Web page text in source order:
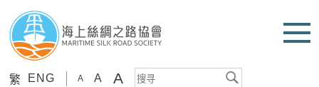
繁 ENG A A A